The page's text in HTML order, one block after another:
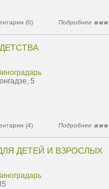
(0) Подробнее
5
(4) Подробнее
ДЕТЕЙ И ВЗРОСЛЫХ